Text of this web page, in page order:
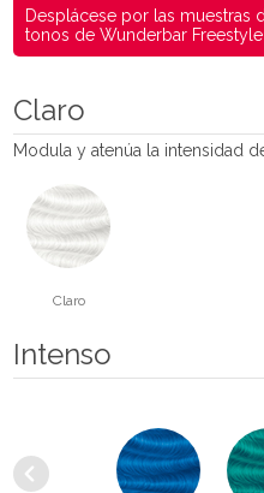
Desplácese por las muestras
tonos de Wunderbar
Claro
Modula y atenúa la intensidad
Claro
Intenso